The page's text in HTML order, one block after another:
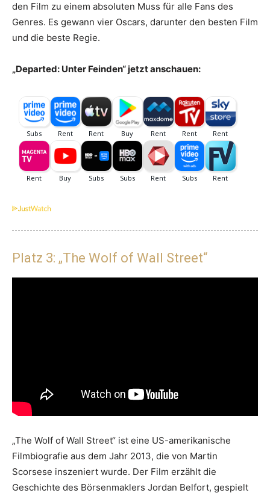
den Film zu einem absoluten Muss für alle Fans des
Genres. Es gewann vier Oscars, darunter den besten Film
und die beste Regie.
„Departed: Unter Feinden“ jetzt anschauen:
Platz 3: „The Wolf of Wall Street“
„The Wolf of Wall Street“ ist eine US-amerikanische
Filmbiografie aus dem Jahr 2013, die von Martin
Scorsese inszeniert wurde. Der Film erzählt die
Geschichte des Börsenmaklers Jordan Belfort, gespielt